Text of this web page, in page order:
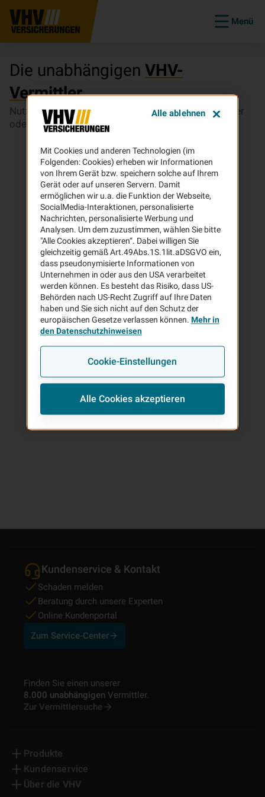
Menü
Die unabhängigen VHV-
Vermittler
Nutzen Sie unsere Vermittler-Suche, um einen Makler
oder Mehrfachvertreter in Ihrer Nähe zu finden.
0 Ergebnisse in
Zurück zu den Ergebnissen
E-Mail schreiben
Route berechnen
Kundenservice & Kontakt
Schaden melden
Beratung durch unsere Experten
Online Kundenportal
Zum Service-Center
Finden Sie einen unserer
8.000 unabhängigen Vermittler.
Zur Vermittlersuche
Produkte
Kundenservice
Über die VHV
Mit Cookies und anderen Technologien (im
Folgenden: Cookies) erheben wir Informationen
von Ihrem Gerät bzw. speichern solche auf Ihrem
Gerät oder auf unseren Servern. Damit
ermöglichen wir u.a. die Funktion der Webseite,
SocialMedia-Interaktionen, personalisierte
Nachrichten, personalisierte Werbung und
Analysen. Um dem zuzustimmen, wählen Sie bitte
"Alle Cookies akzeptieren“. Dabei willigen Sie
gleichzeitig gemäß Art.49Abs.1S.1lit.aDSGVO ein,
dass pseudonymisierte Informationen von
Unternehmen in oder aus den USA verarbeitet
werden können. Es besteht das Risiko, dass US-
Behörden nach US-Recht Zugriff auf Ihre Daten
haben und Sie sich nicht auf den Schutz der
europäischen Gesetze verlassen können. Mehr in
den Datenschutzhinweisen
Cookie-Einstellungen
Alle Cookies akzeptieren
Alle ablehnen